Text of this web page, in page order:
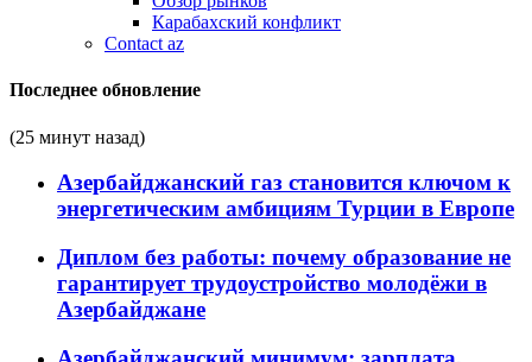
Карабахский конфликт
Contact az
Последнее обновление
(25 минут назад)
Азербайджанский газ становится ключом к
энергетическим амбициям Турции в Европе
Диплом без работы: почему образование не
гарантирует трудоустройство молодёжи в
Азербайджане